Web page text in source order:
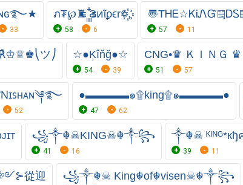
33
ภ₮℘♜ ꙲꙲Ϩͷῖϼϵr꥟꙰꙰,
58 6
〠
57 11
ツ⎠ ☆●Ķîňğ●☆
54 39
CNG•♛ ＫＩＮＧ ♛
51 57
52
●▬▬▬▬๑۩king۩๑▬▬▬▬●
47 62
꧁༒☬☠KING☠︎☬༒꧂
41 16
༒☬☠
39 11
從迎 ꧁༒☬☠ King☬of☬visen☠☬༒꧂